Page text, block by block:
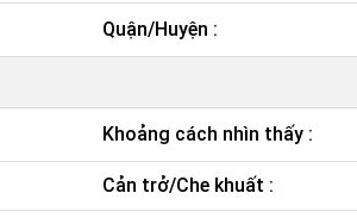
Quận/Huyện :
Khoảng cách nhìn thấy :
Cản trở/Che khuất :